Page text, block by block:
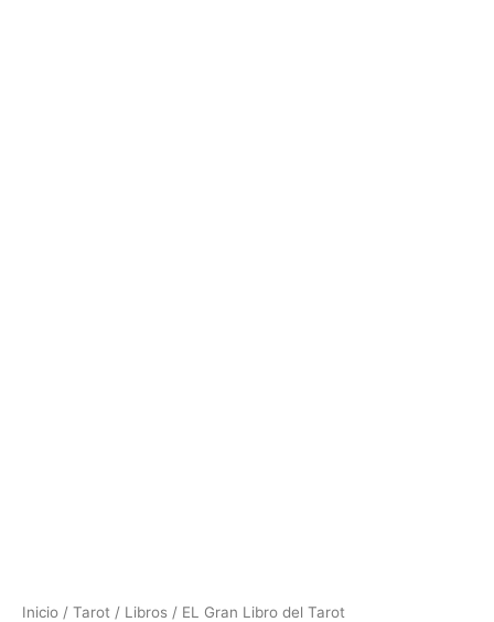
Inicio / Tarot / Libros / EL Gran Libro del Tarot